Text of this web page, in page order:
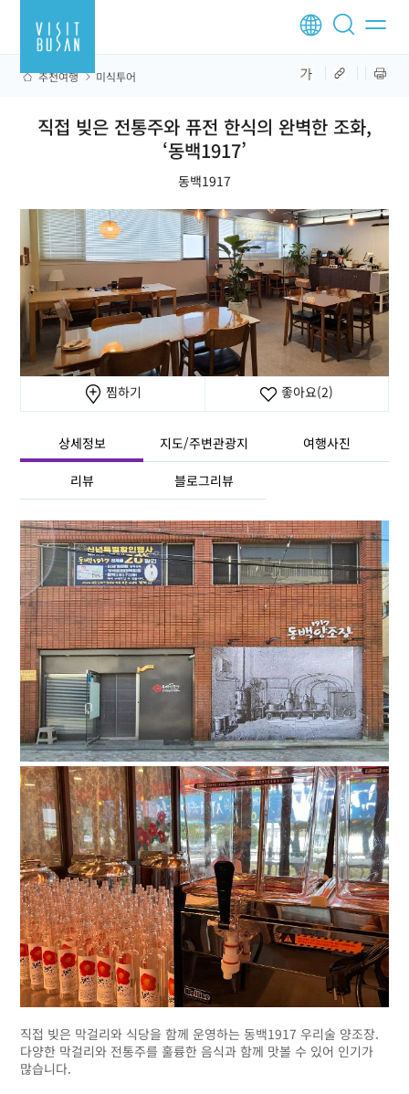
추천여행 미식투어
직접 빚은 전통주와 퓨전 한식의 완벽한 조화,
‘동백1917’
동백1917
찜하기 좋아요(2)
상세정보 지도/주변관광지 여행사진
리뷰 블로그리뷰
직접 빚은 막걸리와 식당을 함께 운영하는 동백1917 우리술 양조장.
다양한 막걸리와 전통주를 훌륭한 음식과 함께 맛볼 수 있어 인기가
많습니다.